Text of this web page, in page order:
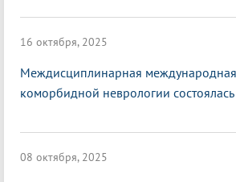
16 октября, 2025
Междисциплинарная
коморбидной неврологии
08 октября, 2025